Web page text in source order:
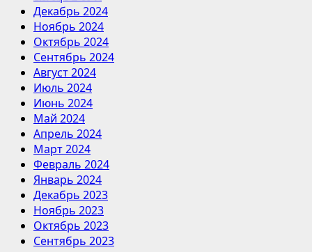
Декабрь 2024
Ноябрь 2024
Октябрь 2024
Сентябрь 2024
Август 2024
Июль 2024
Июнь 2024
Май 2024
Апрель 2024
Март 2024
Февраль 2024
Январь 2024
Декабрь 2023
Ноябрь 2023
Октябрь 2023
Сентябрь 2023